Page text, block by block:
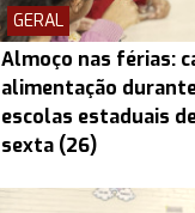
GERAL
Almoço nas férias:
alimentação
escolas estaduais
sexta (26)